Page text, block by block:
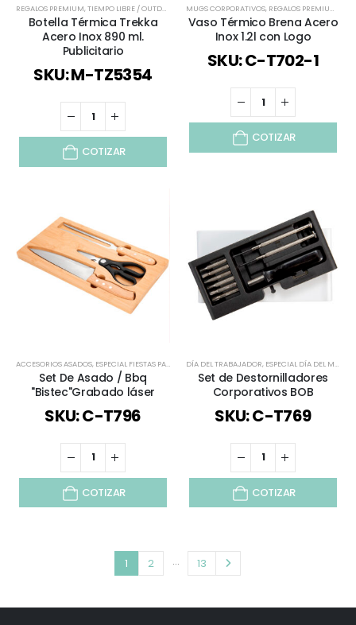
REGALOS PREMIUM,TIEMPO LIBRE / OUTDOOR TODOS,VERANO,VIAJES Y VACACIONES
Botella Térmica Trekka
Acero Inox 890 ml.
Publicitario
SKU: M-TZ5354
COTIZAR
MUGS CORPORATIVOS, REGALOS PREMIUM
Vaso Térmico Brena Acero
Inox 1.2l con Logo
SKU: C-T702-1
COTIZAR
ACCESORIOS ASADOS, ESPECIAL FIESTAS PATRIAS ,NAVIDAD,TIEMPO LIBRE / OUTDOOR,TODOS
Set De Asado / Bbq
"Bistec"Grabado láser
SKU: C-T796
COTIZAR
DÍA DEL TRABAJADOR, ESPECIAL DÍA DEL MINERO
Set de Destornilladores
Corporativos BOB
SKU: C-T769
COTIZAR
1 2 … 13